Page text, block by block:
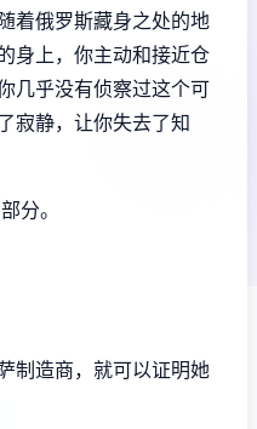
着俄罗斯藏身之处的地
身上，你主动和接近仓
几乎没有侦察过这个可
寂静，让你失去了知
分。
制造商，就可以证明她